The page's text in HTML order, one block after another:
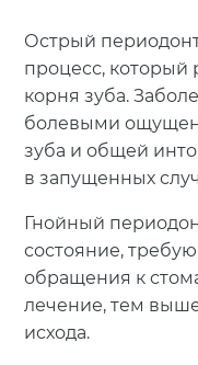
Острый
процесс, который
корня зуба.
болевыми
зуба и общей
в запущенных
Гнойный
состояние,
обращения к
лечение, тем
исхода.